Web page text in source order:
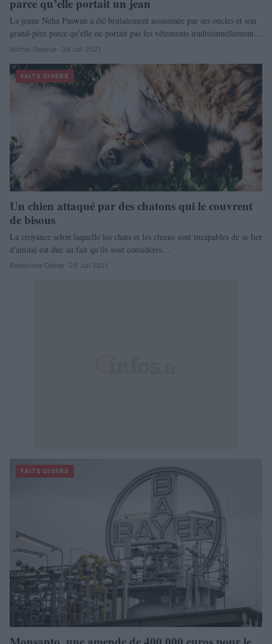
La jeune Neha Paswan a été brutalement assassinée par ses oncles et son
grand-père parce qu'elle ne portait pas les vêtements traditionnellement…
Michel Delarue · 29 Juil 2021
FAITS DIVERS
Un chien attaqué par des chatons qui le couvrent
de bisous
La croyance selon laquelle les chats et les chiens sont incapables de se lier
d'amitié est due au fait qu'ils sont considérés…
Redazione Online · 29 Juil 2021
FAITS DIVERS